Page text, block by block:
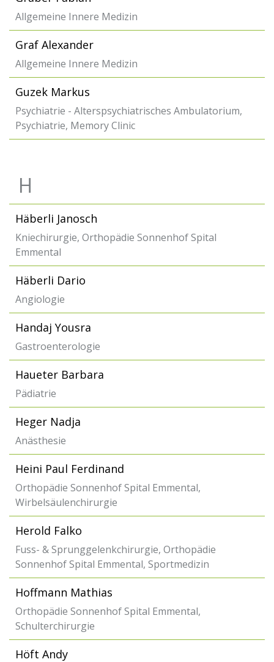
Allgemeine Innere Medizin
Graf Alexander
Allgemeine Innere Medizin
Guzek Markus
Psychiatrie - Alterspsychiatrisches Ambulatorium,
Psychiatrie, Memory Clinic
H
Häberli Janosch
Kniechirurgie, Orthopädie Sonnenhof Spital
Emmental
Häberli Dario
Angiologie
Handaj Yousra
Gastroenterologie
Haueter Barbara
Pädiatrie
Heger Nadja
Anästhesie
Heini Paul Ferdinand
Orthopädie Sonnenhof Spital Emmental,
Wirbelsäulenchirurgie
Herold Falko
Fuss- & Sprunggelenkchirurgie, Orthopädie
Sonnenhof Spital Emmental, Sportmedizin
Hoffmann Mathias
Orthopädie Sonnenhof Spital Emmental,
Schulterchirurgie
Höft Andy